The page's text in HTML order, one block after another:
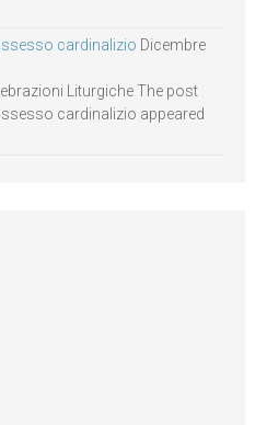
cardinalizio Dicembre
Liturgiche The post
cardinalizio appeared